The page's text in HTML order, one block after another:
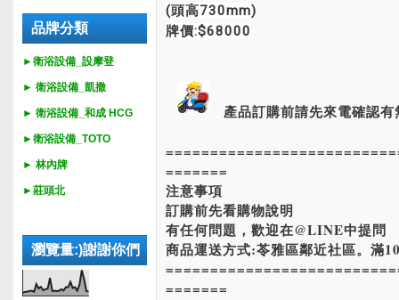
品牌分類
►衛浴設備_設摩登
► 衛浴設備_ 凱撒
► 衛浴設備_ 和成 HCG
►衛浴設備_ TOTO
► 林內牌
►莊頭北
瀏覽量:)謝謝你們
(頭高730mm)
牌價:$68000
產品訂購前請先來電確認有
=======
注意事項
訂購前先看購物說明
有任何問題，歡迎在@LINE中提問
商品運送方式:苓雅區鄰近社區。滿
=======